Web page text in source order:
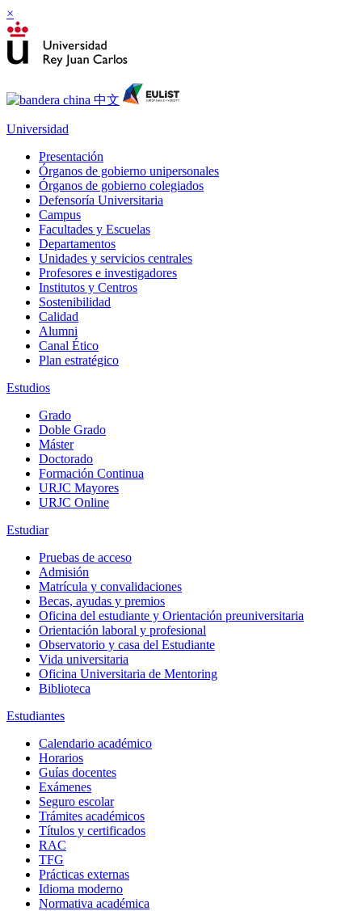
×
Universidad
Presentación
Órganos de gobierno unipersonales
Órganos de gobierno colegiados
Defensoría Universitaria
Campus
Facultades y Escuelas
Departamentos
Unidades y servicios centrales
Profesores e investigadores
Institutos y Centros
Sostenibilidad
Calidad
Alumni
Canal Ético
Plan estratégico
Estudios
Grado
Doble Grado
Máster
Doctorado
Formación Continua
URJC Mayores
URJC Online
Estudiar
Pruebas de acceso
Admisión
Matrícula y convalidaciones
Becas, ayudas y premios
Oficina del estudiante y Orientación preuniversitaria
Orientación laboral y profesional
Observatorio y casa del Estudiante
Vida universitaria
Oficina Universitaria de Mentoring
Biblioteca
Estudiantes
Calendario académico
Horarios
Guías docentes
Exámenes
Seguro escolar
Trámites académicos
Títulos y certificados
RAC
TFG
Prácticas externas
Idioma moderno
Normativa académica